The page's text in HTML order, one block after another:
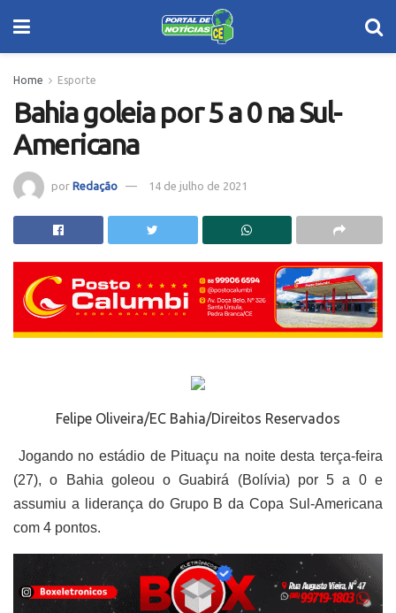
Home Esporte
Bahia goleia por 5 a 0 na Sul-
Americana
por Redação 14 de julho de 2021
Felipe Oliveira/EC Bahia/Direitos Reservados
Jogando no estádio de Pituaçu na noite desta terça-feira
(27), o Bahia goleou o Guabirá (Bolívia) por 5 a 0 e
assumiu a liderança do Grupo B da Copa Sul-Americana
com 4 pontos.